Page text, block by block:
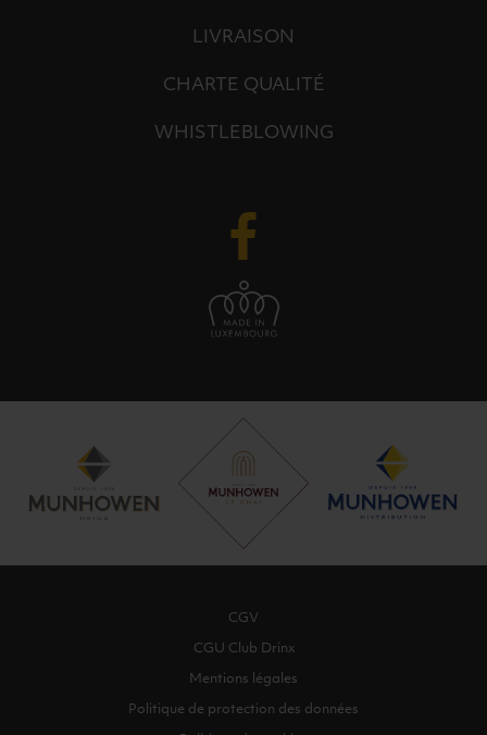
LIVRAISON
CHARTE QUALITÉ
WHISTLEBLOWING
CGV
CGU Club Drinx
Mentions légales
Politique de protection des données